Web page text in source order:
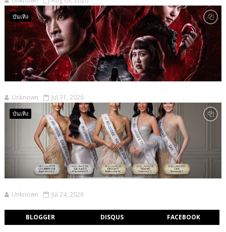
บันเทิง
Unknown Jul 31, 2026
บันเทิง
Unknown Jul 24, 2026
BLOGGER DISQUS FACEBOOK